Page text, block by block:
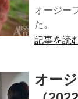
オージー
た。
記事を読
オー